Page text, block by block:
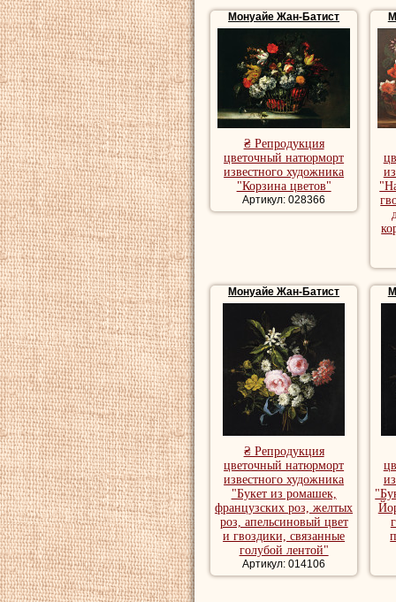
Монуайе Жан-Батист
₴ Репродукция
цветочный натюрморт
известного художника
"Корзина цветов"
Артикул: 028366
Монуайе Жан-Батист
₴ Репродукция
цветочный натюрморт
известного художника
"Букет из ромашек,
французских роз, желтых
роз, апельсиновый цвет
и гвоздики, связанные
голубой лентой"
Артикул: 014106